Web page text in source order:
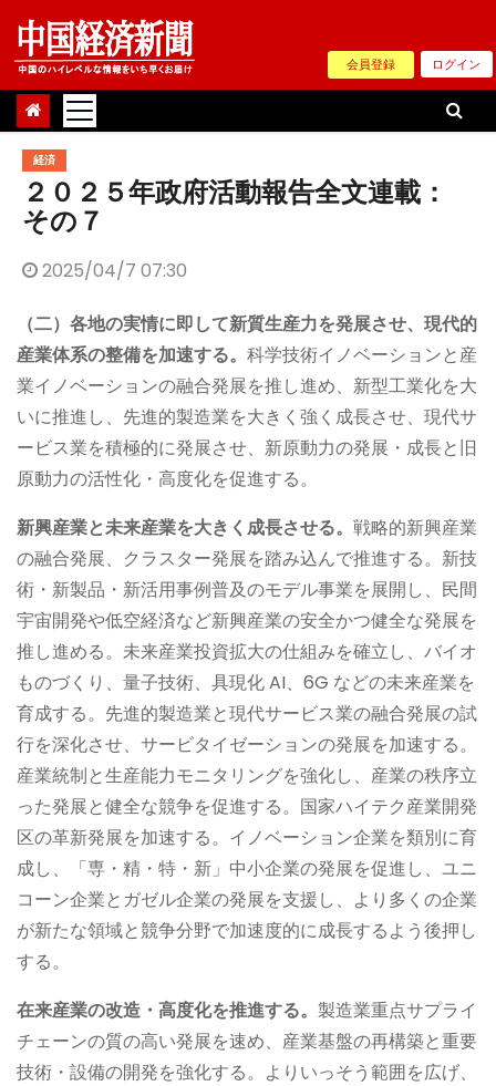
Skip
content
会員登録 ログイン
経済
２０２５年政府活動報告全文連載：
その７
2025/04/7 07:30
（二）各地の実情に即して新質生産力を発展させ、現代的
産業体系の整備を加速する。 科学技術イノベーションと産
業イノベーションの融合発展を推し進め、新型工業化を大
いに推進し、先進的製造業を大きく強く成長させ、現代サ
ービス業を積極的に発展させ、新原動力の発展・成長と旧
原動力の活性化・高度化を促進する。
新興産業と未来産業を大きく成長させる。 戦略的新興産業
の融合発展、クラスター発展を踏み込んで推進する。新技
術・新製品・新活用事例普及のモデル事業を展開し、民間
宇宙開発や低空経済など新興産業の安全かつ健全な発展を
推し進める。未来産業投資拡大の仕組みを確立し、バイオ
ものづくり、量子技術、具現化 AI、6G などの未来産業を
育成する。先進的製造業と現代サービス業の融合発展の試
行を深化させ、サービタイゼーションの発展を加速する。
産業統制と生産能力モニタリングを強化し、産業の秩序立
った発展と健全な競争を促進する。国家ハイテク産業開発
区の革新発展を加速する。イノベーション企業を類別に育
成し、「専・精・特・新」中小企業の発展を促進し、ユニ
コーン企業とガゼル企業の発展を支援し、より多くの企業
が新たな領域と競争分野で加速度的に成長するよう後押し
する。
在来産業の改造・高度化を推進する。 製造業重点サプライ
チェーンの質の高い発展を速め、産業基盤の再構築と重要
技術・設備の開発を強化する。よりいっそう範囲を広げ、